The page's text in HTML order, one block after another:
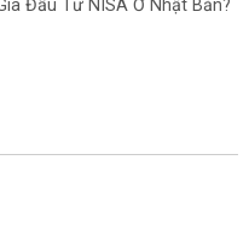
Đầu Tư NISA Ở Nhật Bản?